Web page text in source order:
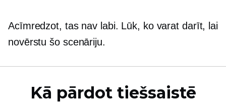
Acīmredzot, tas nav labi. Lūk, ko varat darīt, lai
novērstu šo scenāriju.
Kā pārdot tiešsaistē